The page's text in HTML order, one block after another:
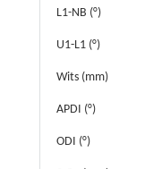
L1-NB (°)
U1-L1 (°)
Wits (mm)
APDI (°)
ODI (°)